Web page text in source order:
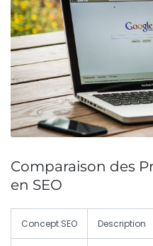
Comparaison des
en SEO
Concept SEO Description